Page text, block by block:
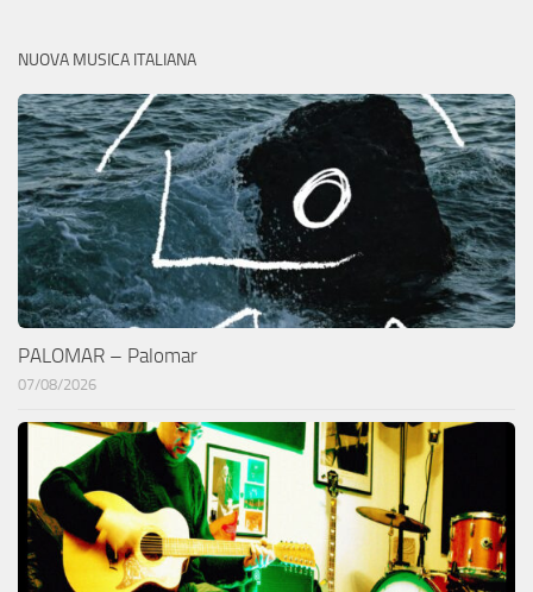
NUOVA MUSICA ITALIANA
PALOMAR – Palomar
07/08/2026